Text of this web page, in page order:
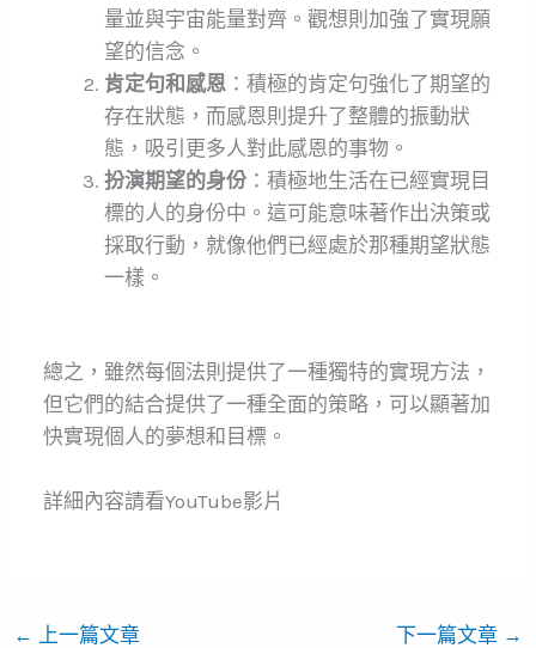
量並與宇宙能量對齊。觀想則加強了實現願
望的信念。
肯定句和感恩 ：積極的肯定句強化了期望的
存在狀態，而感恩則提升了整體的振動狀
態，吸引更多人對此感恩的事物。
扮演期望的身份 ：積極地生活在已經實現目
標的人的身份中。這可能意味著作出決策或
採取行動，就像他們已經處於那種期望狀態
一樣。
總之，雖然每個法則提供了一種獨特的實現方法，
但它們的結合提供了一種全面的策略，可以顯著加
快實現個人的夢想和目標。
詳細內容請看YouTube影片
← 上一篇文章 下一篇文章 →